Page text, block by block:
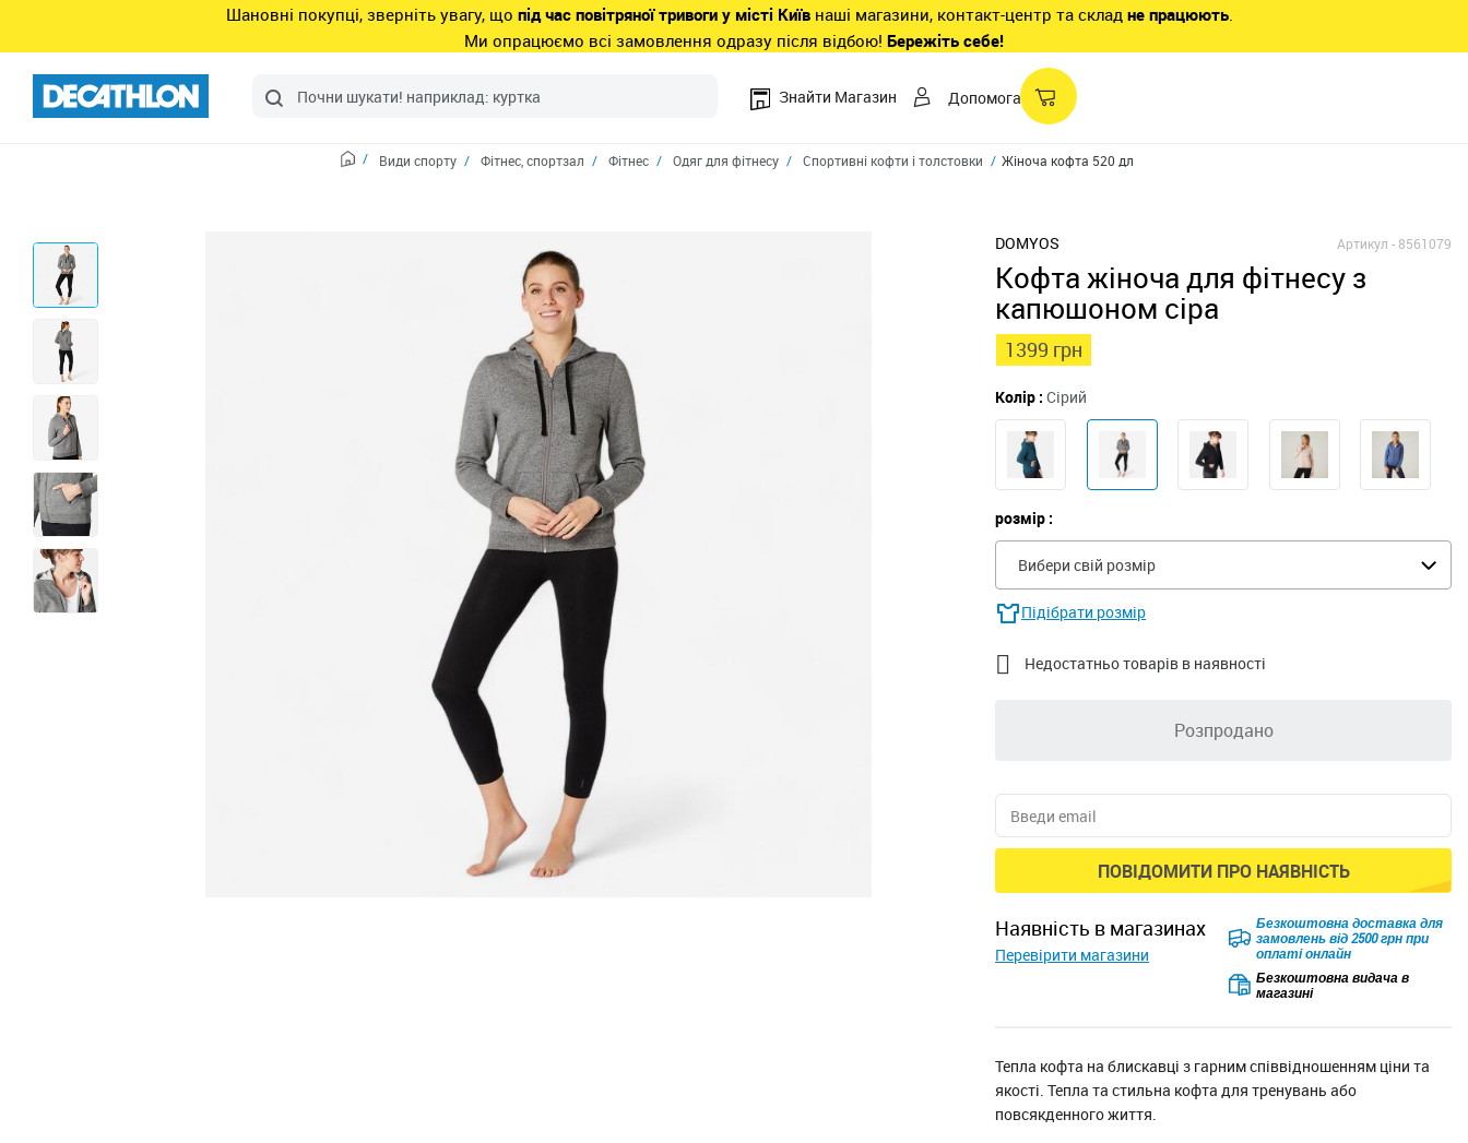
Шановні покупці, зверніть увагу, що під час повітряної тривоги у місті Київ наші магазини, контакт-центр та склад не працюють.
Ми опрацюємо всі замовлення одразу після відбою! Бережіть себе!
Знайти Магазин Допомога
Види спорту Фітнес, спортзал Фітнес Одяг для фітнесу Спортивні кофти і толстовки Жіноча кофта 520 для пілатесу та гімнастики, з -
DOMYOS Артикул -8561079
Кофта жіноча для фітнесу з
капюшоном сіра
1399 грн
Колір : Сірий
розмір :
Вибери свій розмір
Підібрати розмір
 Недостатньо товарів в наявності
Розпродано
ПОВІДОМИТИ ПРО НАЯВНІСТЬ
наявність в магазинах
Перевірити магазини
Безкоштовна доставка для
замовлень від 2500 грн при
оплаті онлайн
Безкоштовна видача в
магазині
Тепла кофта на блискавці з гарним співвідношенням ціни та
якості. Тепла та стильна кофта для тренувань або
повсякденного життя.